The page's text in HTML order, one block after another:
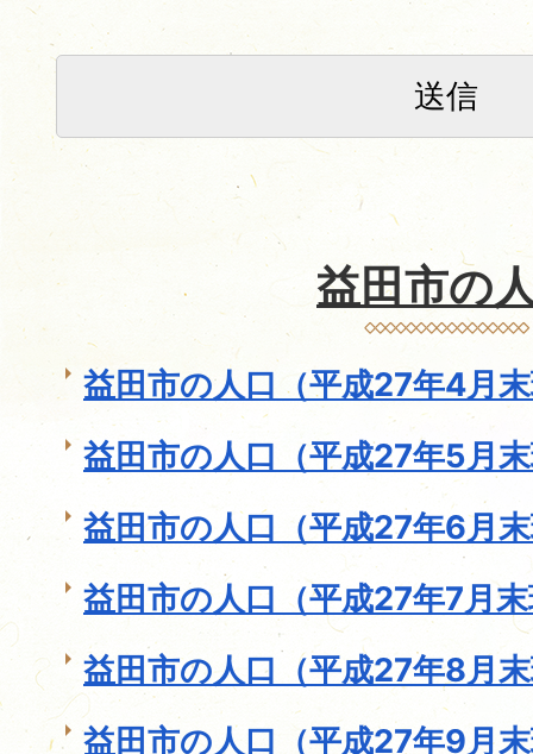
益田市の
益田市の人口（平成27年4月
益田市の人口（平成27年5月
益田市の人口（平成27年6月
益田市の人口（平成27年7月
益田市の人口（平成27年8月
益田市の人口（平成27年9月